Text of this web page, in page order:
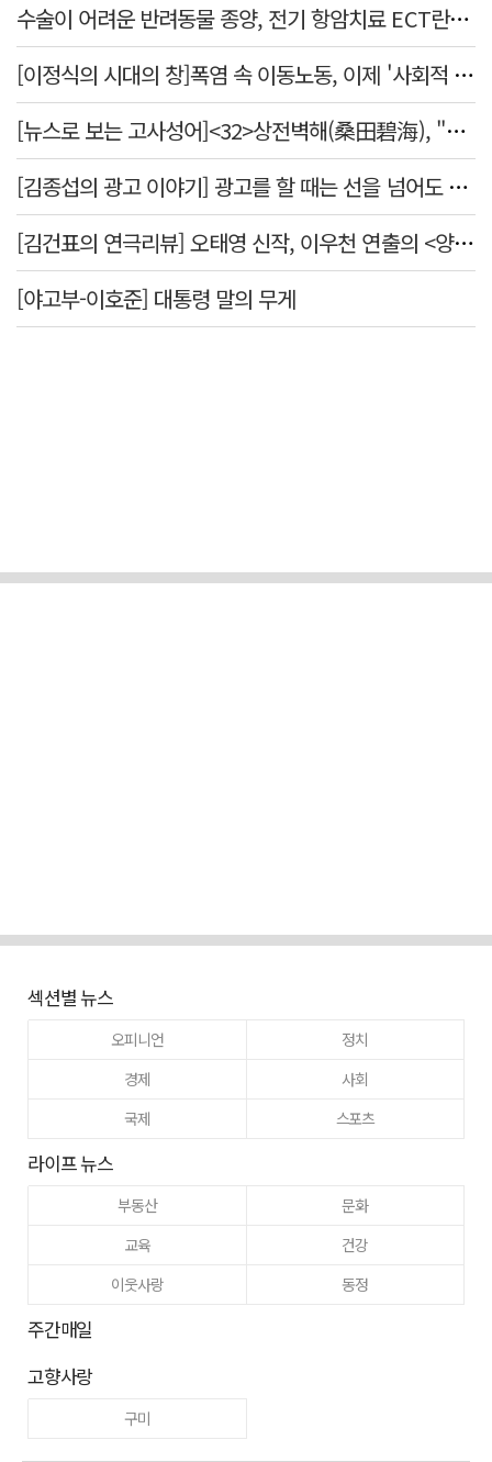
수술이 어려운 반려동물 종양, 전기 항암치료 ECT란? [반려동물 건강톡톡]
[이정식의 시대의 창]폭염 속 이동노동, 이제 '사회적 위험 관리'로 전환할 때
[뉴스로 보는 고사성어]<32>상전벽해(桑田碧海), "뽕나무밭이 푸른 바다가 되었다."
[김종섭의 광고 이야기] 광고를 할 때는 선을 넘어도 좋습니다.
[김건표의 연극리뷰] 오태영 신작, 이우천 연출의 <양은 양순하다>"국민을 온순한 양으로 길들이는 전체주의적 정치의 알레고리"
[야고부-이호준] 대통령 말의 무게
섹션별 뉴스
오피니언
정치
경제
사회
국제
스포츠
라이프 뉴스
부동산
문화
교육
건강
이웃사랑
동정
주간매일
고향사랑
구미